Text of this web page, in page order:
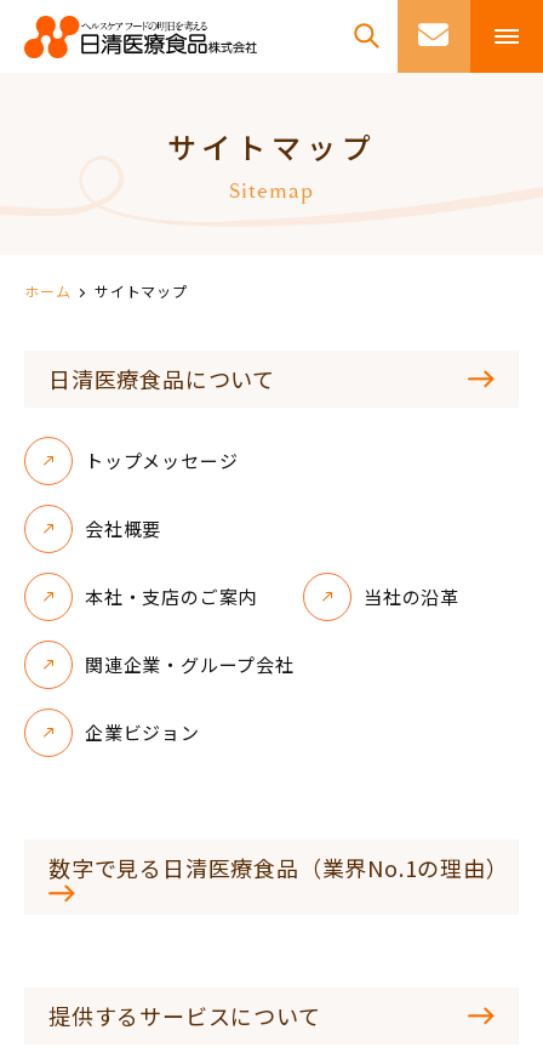
サイトマップ
Sitemap
ホーム サイトマップ
日清医療食品について
トップメッセージ
会社概要
本社・支店のご案内 当社の沿革
関連企業・グループ会社
企業ビジョン
数字で見る日清医療食品（業界No.1の理由）
提供するサービスについて